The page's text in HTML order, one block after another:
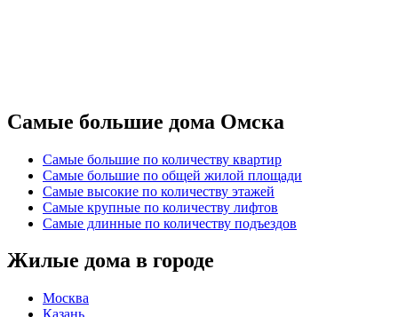
Самые большие дома Омска
Самые большие по количеству квартир
Самые большие по общей жилой площади
Самые высокие по количеству этажей
Самые крупные по количеству лифтов
Самые длинные по количеству подъездов
Жилые дома в городе
Москва